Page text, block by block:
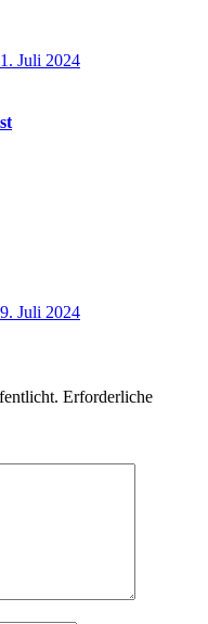
Juli 2024
Juli 2024
Erforderliche